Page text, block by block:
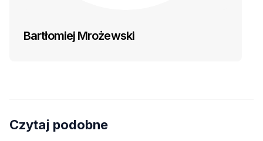
Bartłomiej Mrożewski
Czytaj podobne